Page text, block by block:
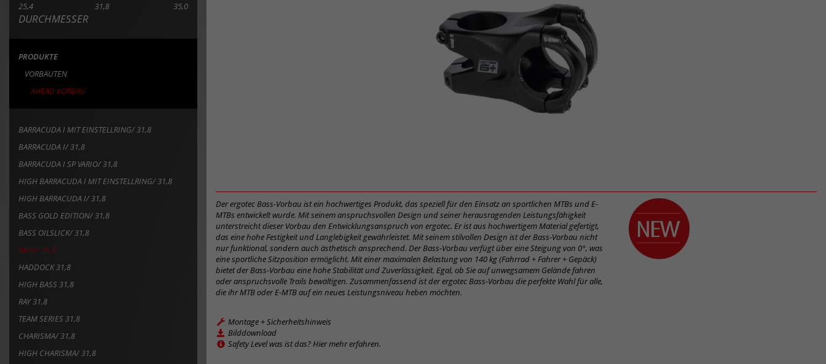
25,4 31,8 35,0
DURCHMESSER
PRODUKTE
VORBAUTEN
AHEAD VORBAU
BARRACUDA I MIT EINSTELLRING/ 31,8
BARRACUDA I/ 31,8
BARRACUDA I SP VARIO/ 31,8
HIGH BARRACUDA I MIT EINSTELLRING/ 31,8
HIGH BARRACUDA I/ 31,8
BASS GOLD EDITION/ 31,8
BASS OILSLICK/ 31,8
BASS/ 31,8
HADDOCK 31,8
HIGH BASS 31,8
RAY 31,8
TEAM SERIES 31,8
CHARISMA/ 31,8
HIGH CHARISMA/ 31,8
Der ergotec Bass-Vorbau ist ein hochwertiges Produkt, das speziell für den Einsatz an sportlichen MTBs und E-
MTBs entwickelt wurde. Mit seinem anspruchsvollen Design und seiner herausragenden Leistungsfähigkeit
unterstreicht dieser Vorbau den Entwicklungsanspruch von ergotec. Er ist aus hochwertigem Material gefertigt,
das eine hohe Festigkeit und Langlebigkeit gewährleistet. Mit seinem stilvollen Design ist der Bass-Vorbau nicht
nur funktional, sondern auch ästhetisch ansprechend. Der Bass-Vorbau verfügt über eine Steigung von 0°, was
eine sportliche Sitzposition ermöglicht. Mit einer maximalen Belastung von 140 kg (Fahrrad + Fahrer + Gepäck)
bietet der Bass-Vorbau eine hohe Stabilität und Zuverlässigkeit. Egal, ob Sie auf unwegsamem Gelände fahren
oder anspruchsvolle Trails bewältigen. Zusammenfassend ist der ergotec Bass-Vorbau die perfekte Wahl für alle,
die ihr MTB oder E-MTB auf ein neues Leistungsniveau heben möchten.
Montage + Sicherheitshinweis
Bilddownload
Safety Level was ist das? Hier mehr erfahren.